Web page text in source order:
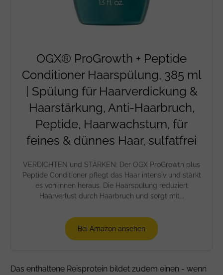
OGX® ProGrowth + Peptide
Conditioner Haarspülung, 385 ml
| Spülung für Haarverdickung &
Haarstärkung, Anti-Haarbruch,
Peptide, Haarwachstum, für
feines & dünnes Haar, sulfatfrei
VERDICHTEN und STÄRKEN: Der OGX ProGrowth plus
Peptide Conditioner pflegt das Haar intensiv und stärkt
es von innen heraus. Die Haarspülung reduziert
Haarverlust durch Haarbruch und sorgt mit...
Bei Amazon ansehen
Das enthaltene Reisprotein bildet zudem einen - wenn